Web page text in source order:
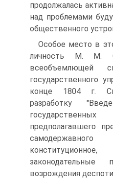
продолжалась
над проблемами
общественного
Особое место в
личность М. М.
всеобъемлющей
государственного
конце 1804 г.
разработку
предполагавшего
возрождения